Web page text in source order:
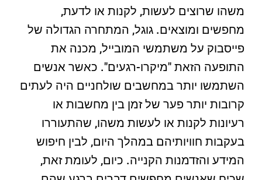
משהו שרוצים לעשות, לקנות או לדעת,
מחפשים ומוצאים. גוגל, המתחרה הגדולה של
פייסבוק על משתמשי המובייל, מכנה את
התופעה הזאת "מיקרו-רגעים". כאשר אנשים
השתמשו יותר במחשבים שולחניים היה לעתים
קרובות יותר פער של זמן בין מחשבות או
רעיונות לקנות או לעשות משהו, שהתעוררו
בעקבות חוויותיהם במהלך היום, לבין חיפוש
המידע והזדמנות הקנייה. כיום, לעומת זאת,